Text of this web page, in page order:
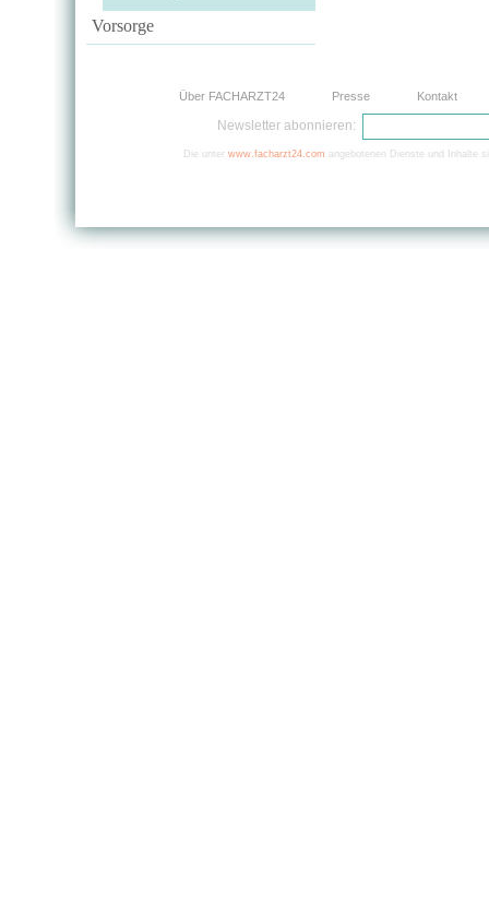
Vorsorge
Über FACHARZT24 Presse Kontakt
Newsletter abonnieren:
Die unter www.facharzt24.com angebotenen Dienste und Inhalte